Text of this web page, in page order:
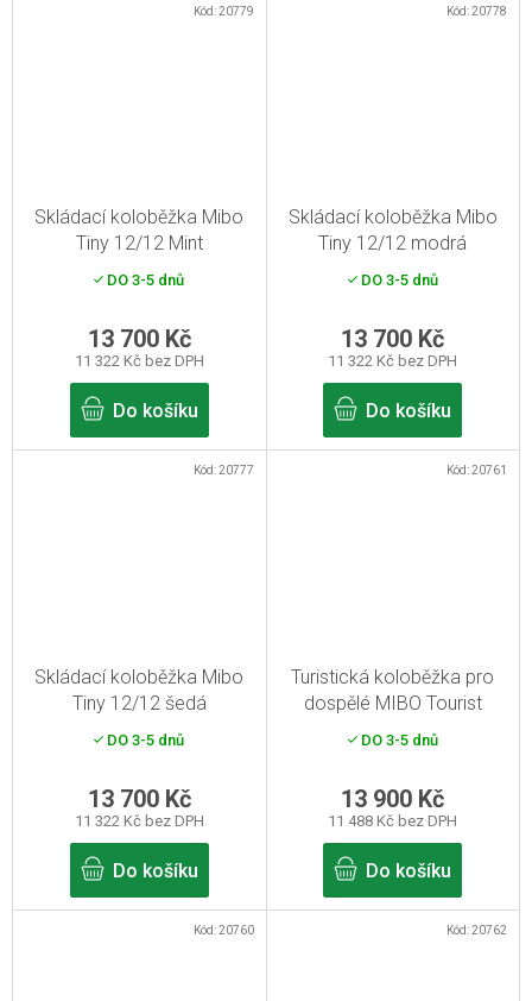
Skládací koloběžka Mibo
Tiny 12/12 Mint
DO 3-5 dnů
11 322 Kč bez DPH
13 700 Kč
Do košíku
Kód:20779
Skládací koloběžka Mibo
Tiny 12/12 modrá
DO 3-5 dnů
11 322 Kč bez DPH
13 700 Kč
Do košíku
Kód:20778
Skládací koloběžka Mibo
Tiny 12/12 šedá
DO 3-5 dnů
11 322 Kč bez DPH
13 700 Kč
Do košíku
Kód:20777
Turistická koloběžka pro
dospělé MIBO Tourist
28/28 červená
DO 3-5 dnů
11 488 Kč bez DPH
13 900 Kč
Do košíku
Kód:20761
Kód:20760 Kód:20762